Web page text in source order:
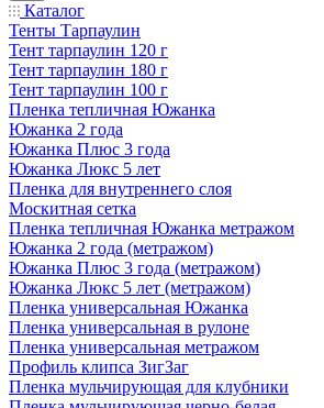
Каталог
Тенты Тарпаулин
Тент тарпаулин 120 г
Тент тарпаулин 180 г
Тент тарпаулин 100 г
Пленка тепличная Южанка
Южанка 2 года
Южанка Плюс 3 года
Южанка Люкс 5 лет
Пленка для внутреннего слоя
Москитная сетка
Пленка тепличная Южанка метражом
Южанка 2 года (метражом)
Южанка Плюс 3 года (метражом)
Южанка Люкс 5 лет (метражом)
Пленка универсальная Южанка
Пленка универсальная в рулоне
Пленка универсальная метражом
Профиль клипса ЗигЗаг
Пленка мульчирующая для клубники